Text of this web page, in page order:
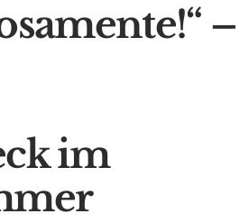
–
im